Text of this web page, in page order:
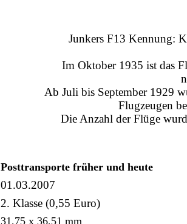
Junkers F13 Kennung:
Im Oktober 1935 ist das
Ab Juli bis September 1929
Flugzeugen
Die Anzahl der Flüge
Posttransporte früher und heute
01.03.2007
2. Klasse (0,55 Euro)
31,75 x 36,51 mm